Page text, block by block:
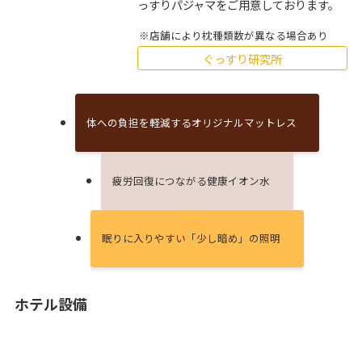
っすりパジャマをご用意しております。
店舗により枕種類数が異なる場合あり
ぐっすり研究所
体への負担を軽減するオリジナルマットレス
疲労回復につながる健康イオン⽔
眠りに⼊りやすい「少し暗め」の照明
ホテル設備